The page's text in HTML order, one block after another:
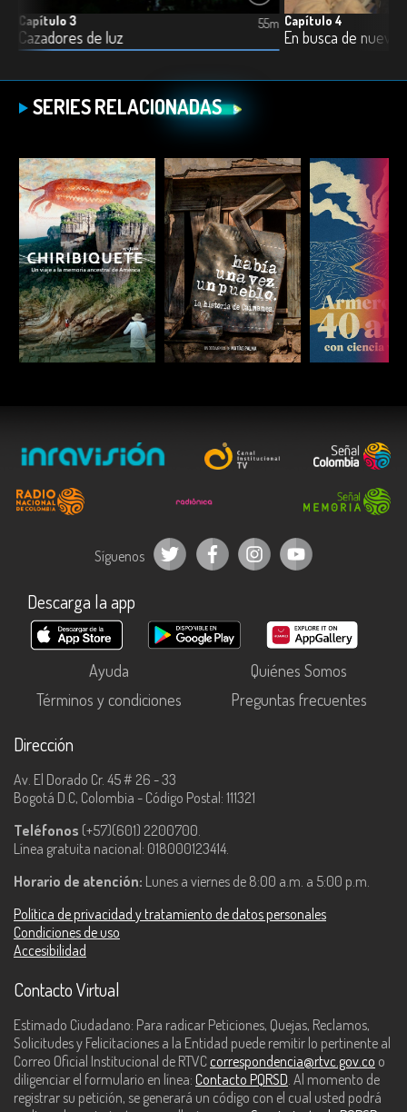
Capítulo 3
Cazadores de luz
55m Capítulo 4
En busca de
SERIES RELACIONADAS
ESCUCHAR ESCUCHAR
Síguenos
Descarga la app
Ayuda
Quiénes Somos
Términos y condiciones
Preguntas frecuentes
Dirección
Av. El Dorado Cr. 45 # 26 - 33
Bogotá D.C, Colombia - Código Postal: 111321
Teléfonos (+57)(601) 2200700.
Línea gratuita nacional: 018000123414.
Horario de atención: Lunes a viernes de 8:00 a.m. a 5:00 p.m.
Política de privacidad y tratamiento de datos personales
Condiciones de uso
Accesibilidad
Contacto Virtual
Estimado Ciudadano: Para radicar Peticiones, Quejas, Reclamos,
Solicitudes y Felicitaciones a la Entidad puede remitir lo pertinente al
Correo Oficial Institucional de RTVC correspondencia@rtvc.gov.co o
diligenciar el formulario en línea: Contacto PQRSD. Al momento de
registrar su petición, se generará un código con el cual usted podrá